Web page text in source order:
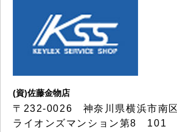
(資)佐藤金物店
〒232-0026 神奈川県横浜市南
ライオンズマンション第8 101